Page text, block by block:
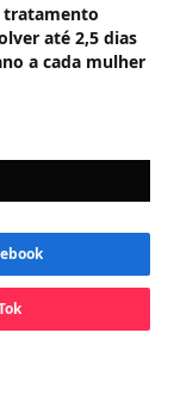
tratamento
até 2,5 dias
a cada mulher